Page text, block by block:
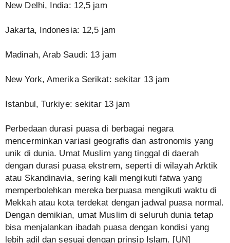
New Delhi, India: 12,5 jam
Jakarta, Indonesia: 12,5 jam
Madinah, Arab Saudi: 13 jam
New York, Amerika Serikat: sekitar 13 jam
Istanbul, Turkiye: sekitar 13 jam
Perbedaan durasi puasa di berbagai negara
mencerminkan variasi geografis dan astronomis yang
unik di dunia. Umat Muslim yang tinggal di daerah
dengan durasi puasa ekstrem, seperti di wilayah Arktik
atau Skandinavia, sering kali mengikuti fatwa yang
memperbolehkan mereka berpuasa mengikuti waktu di
Mekkah atau kota terdekat dengan jadwal puasa normal.
Dengan demikian, umat Muslim di seluruh dunia tetap
bisa menjalankan ibadah puasa dengan kondisi yang
lebih adil dan sesuai dengan prinsip Islam. [UN]